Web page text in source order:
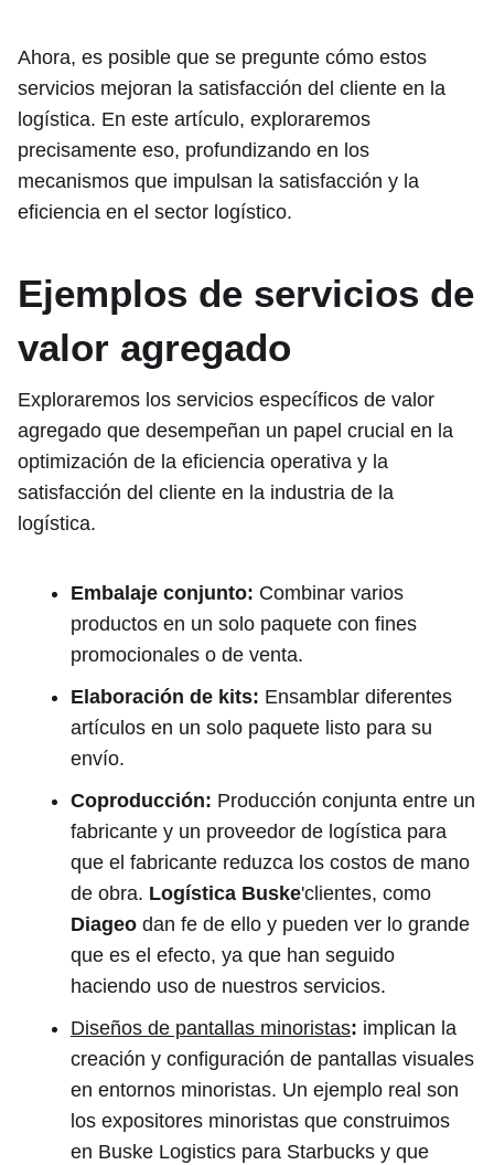
Ahora, es posible que se pregunte cómo estos
servicios mejoran la satisfacción del cliente en la
logística. En este artículo, exploraremos
precisamente eso, profundizando en los
mecanismos que impulsan la satisfacción y la
eficiencia en el sector logístico.
Ejemplos de servicios de
valor agregado
Exploraremos los servicios específicos de valor
agregado que desempeñan un papel crucial en la
optimización de la eficiencia operativa y la
satisfacción del cliente en la industria de la
logística.
Embalaje conjunto: Combinar varios
productos en un solo paquete con fines
promocionales o de venta.
Elaboración de kits: Ensamblar diferentes
artículos en un solo paquete listo para su
envío.
Coproducción: Producción conjunta entre un
fabricante y un proveedor de logística para
que el fabricante reduzca los costos de mano
de obra. Logística Buske'clientes, como
Diageo dan fe de ello y pueden ver lo grande
que es el efecto, ya que han seguido
haciendo uso de nuestros servicios.
Diseños de pantallas minoristas: implican la
creación y configuración de pantallas visuales
en entornos minoristas. Un ejemplo real son
los expositores minoristas que construimos
en Buske Logistics para Starbucks y que